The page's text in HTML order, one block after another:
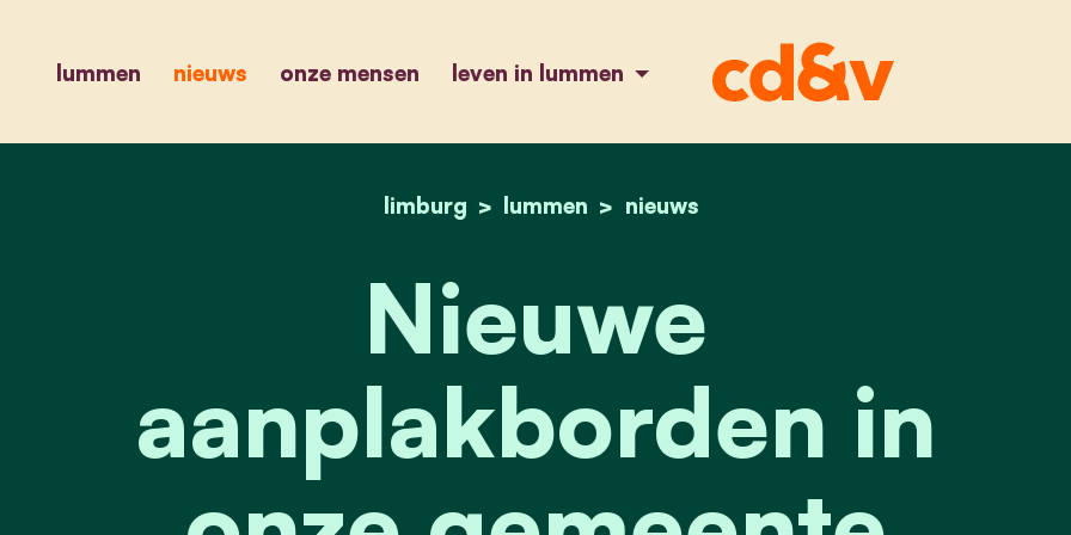
lummen nieuws onze mensen leven in lummen
home
limburg lummen nieuws
nieuwe aanplakborden in onze gemeente
Nieuwe
aanplakborden in